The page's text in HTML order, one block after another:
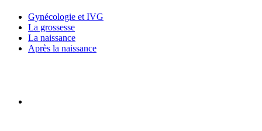
Gynécologie et IVG
La grossesse
La naissance
Après la naissance